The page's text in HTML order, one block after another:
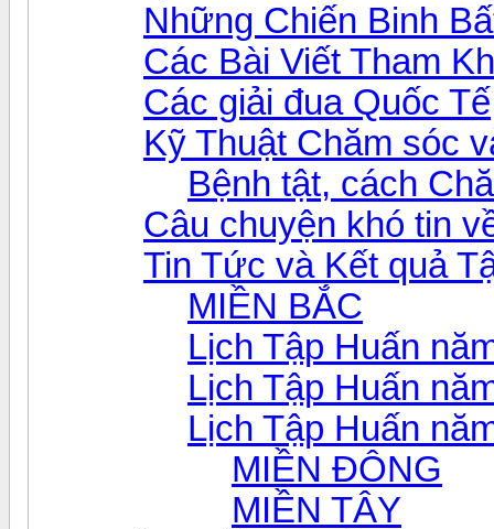
Những Chiến Binh
Các Bài Viết Tham
Các giải đua Quốc Tế
Kỹ Thuật Chăm sóc
Bệnh tật, cách
Câu chuyện khó tin
Tin Tức và Kết quả
MIỀN BẮC
Lịch Tập Huấn
Lịch Tập Huấn
Lịch Tập Huấn
MIỀN ĐÔNG
MIỀN TÂY